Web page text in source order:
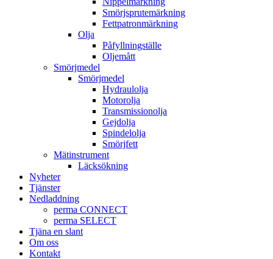
Smörjsprutemärkning
Fettpatronmärkning
Olja
Påfyllningställe
Oljemått
Smörjmedel
Smörjmedel
Hydraulolja
Motorolja
Transmissionolja
Gejdolja
Spindelolja
Smörjfett
Mätinstrument
Läcksökning
Nyheter
Tjänster
Nedladdning
perma CONNECT
perma SELECT
Tjäna en slant
Om oss
Kontakt